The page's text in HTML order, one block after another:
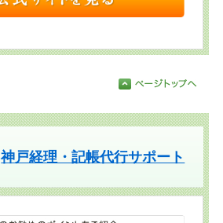
神戸経理・記帳代行サポート